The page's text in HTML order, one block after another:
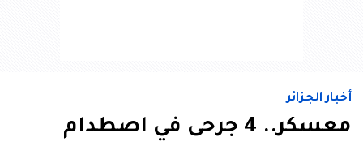
أخبار الجزائر
معسكر.. 4 جرحى في اصطدام